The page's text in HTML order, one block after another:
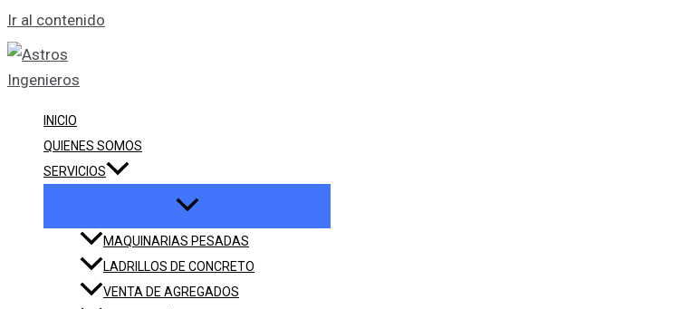
Ir al contenido
INICIO
QUIENES SOMOS
SERVICIOS
MAQUINARIAS PESADAS
LADRILLOS DE CONCRETO
VENTA DE AGREGADOS